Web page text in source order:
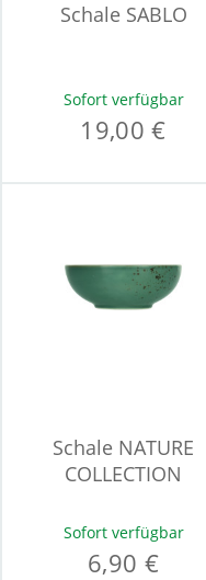
Schale SABLO
Sofort verfügbar
19,00 €
Schale NATURE
COLLECTION
Sofort verfügbar
6,90 €